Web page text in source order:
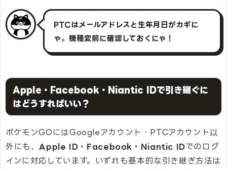
PTCはメールアドレスと生年月日がカギに
ゃ。機種変前に確認しておくにゃ！
Apple・Facebook・Niantic IDで引き継ぐに
はどうすればいい？
ポケモンGOにはGoogleアカウント・PTCアカウント以
外にも、 Apple ID・Facebook・Niantic IDでのログ
インに対応しています。いずれも基本的な引き継ぎ方法は